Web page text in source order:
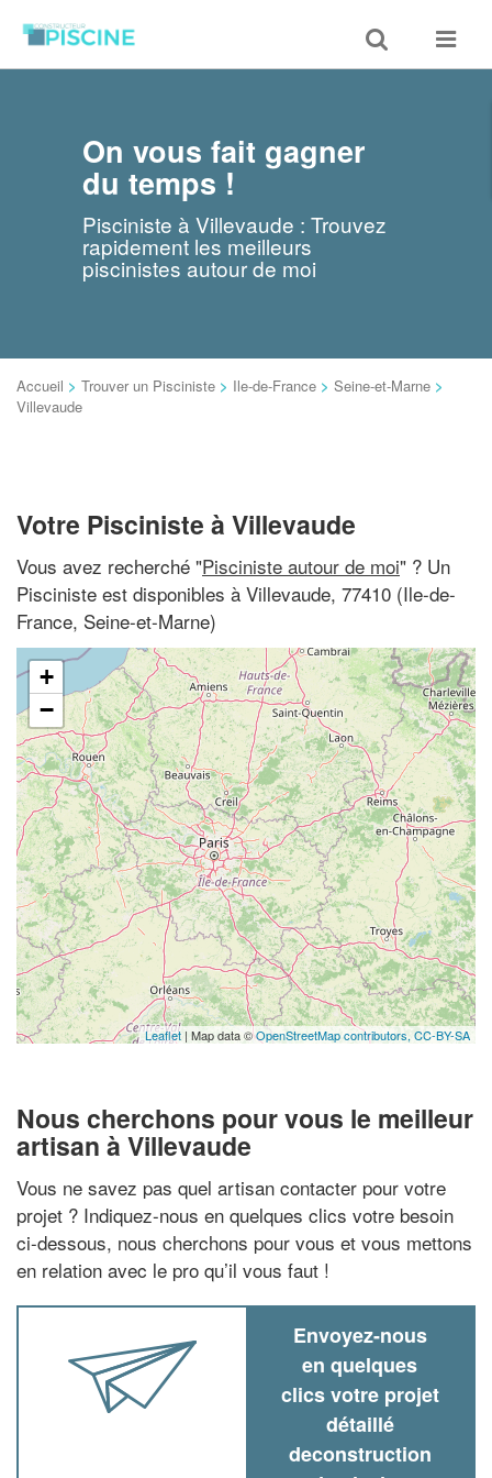
Toggle
search
Toggle
On vous fait gagner
du temps !
Pisciniste à Villevaude : Trouvez
rapidement les meilleurs
piscinistes autour de moi
Accueil > Trouver un Pisciniste > Ile-de-France > Seine-et-Marne >
Villevaude
Votre Pisciniste à Villevaude
Vous avez recherché "Pisciniste autour de moi" ? Un
Pisciniste est disponibles à Villevaude, 77410 (Ile-de-
France, Seine-et-Marne)
+
−
Leaflet | Map data ©OpenStreetMap contributors, CC-BY-SA
Nous cherchons pour vous le meilleur
artisan à Villevaude
Vous ne savez pas quel artisan contacter pour votre
projet ? Indiquez-nous en quelques clics votre besoin
ci-dessous, nous cherchons pour vous et vous mettons
en relation avec le pro qu’il vous faut !
Envoyez-nous
en quelques
clics votre projet
détaillé
deconstruction